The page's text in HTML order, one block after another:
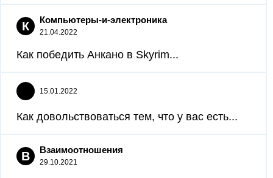
К Компьютеры-и-электроника
21.04.2022
Как победить Анкано в Skyrim...
15.01.2022
Как довольствоваться тем, что у вас есть...
В Взаимоотношения
29.10.2021